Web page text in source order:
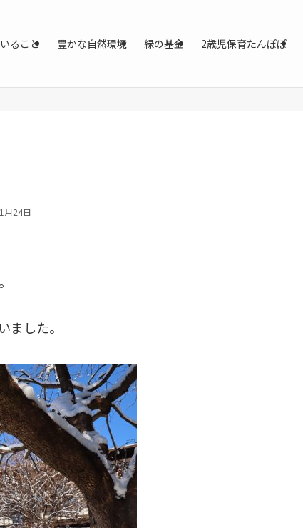
ること 豊かな自然環境 緑の基金 2歳児保育たんぽぽ
月24日
ました。